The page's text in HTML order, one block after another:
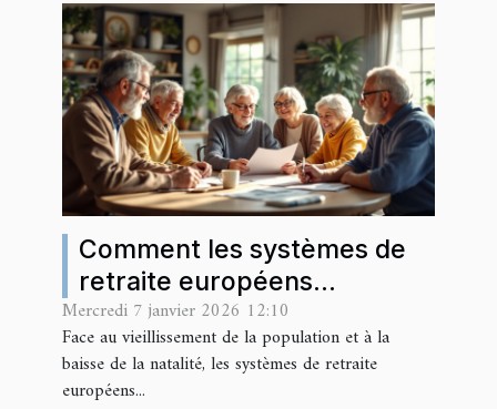
Comment les systèmes de
retraite européens
s'adaptent aux défis
démographiques ?
Mercredi 7 janvier 2026 12:10
Face au vieillissement de la population et à la
baisse de la natalité, les systèmes de retraite
européens...